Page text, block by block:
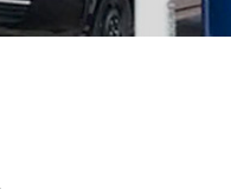
祭・社員旅行